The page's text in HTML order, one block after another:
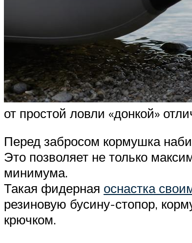
от простой ловли «донкой»
Перед забросом кормушка
Это позволяет не только
минимума.
Такая фидерная оснастка
резиновую бусину-стопор,
крючком.